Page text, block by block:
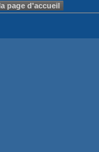
page d'accueil